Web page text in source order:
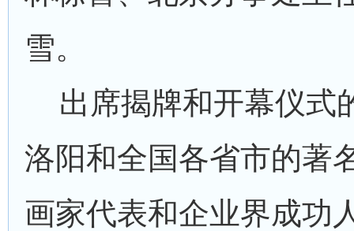
雪。
出席揭牌和开幕仪式
洛阳和全国各省市的著
画家代表和企业界成功